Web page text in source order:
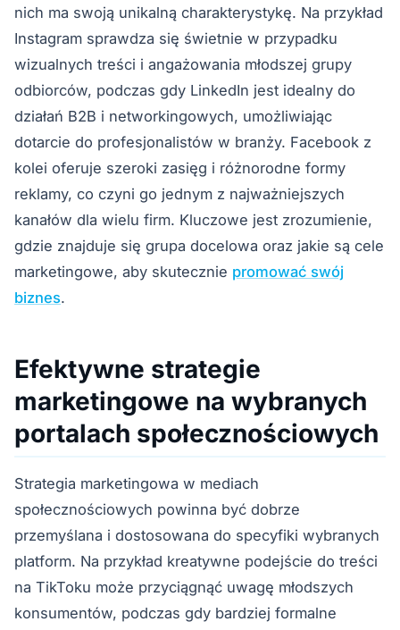
nich ma swoją unikalną charakterystykę. Na przykład
Instagram sprawdza się świetnie w przypadku
wizualnych treści i angażowania młodszej grupy
odbiorców, podczas gdy LinkedIn jest idealny do
działań B2B i networkingowych, umożliwiając
dotarcie do profesjonalistów w branży. Facebook z
kolei oferuje szeroki zasięg i różnorodne formy
reklamy, co czyni go jednym z najważniejszych
kanałów dla wielu firm. Kluczowe jest zrozumienie,
gdzie znajduje się grupa docelowa oraz jakie są cele
marketingowe, aby skutecznie promować swój
biznes.
Efektywne strategie
marketingowe na wybranych
portalach społecznościowych
Strategia marketingowa w mediach
społecznościowych powinna być dobrze
przemyślana i dostosowana do specyfiki wybranych
platform. Na przykład kreatywne podejście do treści
na TikToku może przyciągnąć uwagę młodszych
konsumentów, podczas gdy bardziej formalne